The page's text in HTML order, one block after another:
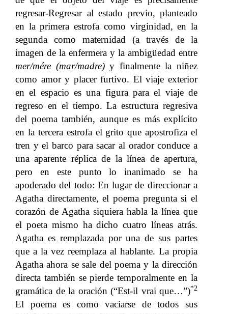
regresar-Regresar al estado previo, planteado
en la primera estrofa como virginidad, en la
segunda como maternidad (a través de la
imagen de la enfermera y la ambigüedad entre
mer/mére (mar/madre)y finalmente la niñez
como amor y placer furtivo. El viaje exterior
en el espacio es una figura para el viaje de
regreso en el tiempo. La estructura regresiva
del poema también, aunque es más explícito
en la tercera estrofa el grito que apostrofiza el
tren y el barco para sacar al orador conduce a
una aparente réplica de la línea de apertura,
pero en este punto lo inanimado se ha
apoderado del todo: En lugar de direccionar a
Agatha directamente, el poema pregunta si el
corazón de Agatha siquiera habla la línea que
el poeta mismo ha dicho cuatro líneas atrás.
Agatha es remplazada por una de sus partes
que a la vez reemplaza al hablante. La propia
Agatha ahora se sale del poema y la dirección
directa también se pierde temporalmente en la
gramática de la oración (“Est-il vrai que…”)*2
El poema es como vaciarse de todos sus